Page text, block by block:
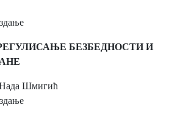
БЕЗБЕДНОСТИ И
Шмигић